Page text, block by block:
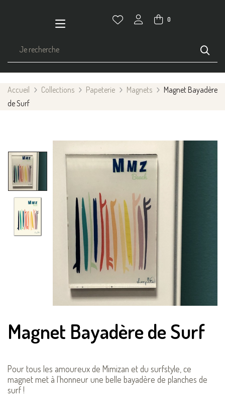
0
Accueil Collections Papeterie Magnets
Magnet Bayadère
de Surf
Magnet Bayadère de Surf
Pour tous les amoureux de Mimizan et du surfstyle, ce
magnet met à l'honneur une belle bayadère de planches de
surf !